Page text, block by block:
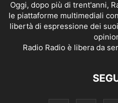
Oggi, dopo più di trent'anni,
le piattaforme multimediali
libertà di espressione dei
Radio Radio è libera da